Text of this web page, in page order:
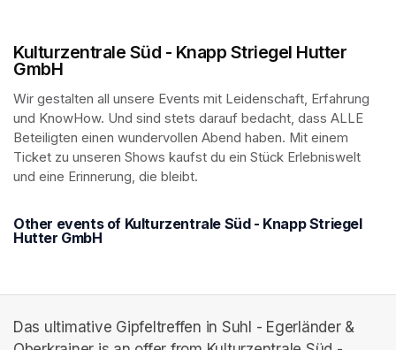
Kulturzentrale Süd - Knapp Striegel Hutter
GmbH
Wir gestalten all unsere Events mit Leidenschaft, Erfahrung
und KnowHow. Und sind stets darauf bedacht, dass ALLE
Beteiligten einen wundervollen Abend haben. Mit einem
Ticket zu unseren Shows kaufst du ein Stück Erlebniswelt
und eine Erinnerung, die bleibt.
Other events of Kulturzentrale Süd - Knapp Striegel
Hutter GmbH
Das ultimative Gipfeltreffen in Suhl - Egerländer &